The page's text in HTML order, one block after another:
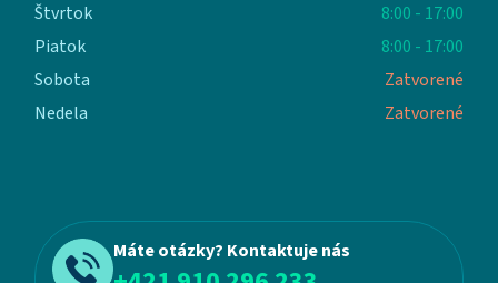
Štvrtok
8:00 - 17:00
Piatok
8:00 - 17:00
Sobota
Zatvorené
Nedela
Zatvorené
Máte otázky? Kontaktuje nás